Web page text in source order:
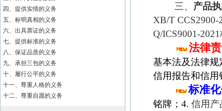
四、提供实情的义务
五、标明真相的义务
六、出具票证的义务
七、提供标准的义务
八、保证品质的义务
九、承担三包的义务
十、履行公平的义务
十一、尊重人格的义务
十二、尊重自愿的义务
三、 产品
XB/T CCS2900-
Q/ICS9001-
法律
基本法及法律
信用报告和信
标准
铭牌；4. 信用产